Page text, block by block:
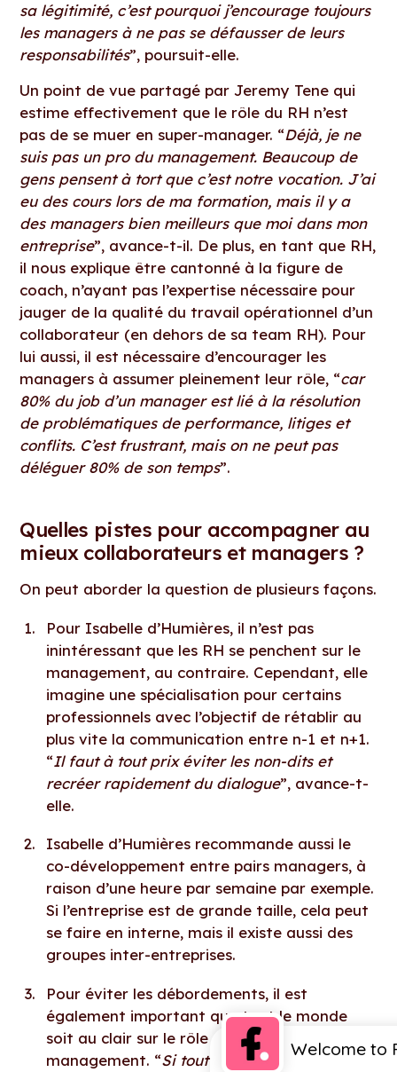
sa légitimité, c’est pourquoi j’encourage toujours
les managers à ne pas se défausser de leurs
responsabilités”, poursuit-elle.
Un point de vue partagé par Jeremy Tene qui
estime effectivement que le rôle du RH n’est
pas de se muer en super-manager. “Déjà, je ne
suis pas un pro du management. Beaucoup de
gens pensent à tort que c’est notre vocation. J’ai
eu des cours lors de ma formation, mais il y a
des managers bien meilleurs que moi dans mon
entreprise”, avance-t-il. De plus, en tant que RH,
il nous explique être cantonné à la figure de
coach, n’ayant pas l’expertise nécessaire pour
jauger de la qualité du travail opérationnel d’un
collaborateur (en dehors de sa team RH). Pour
lui aussi, il est nécessaire d’encourager les
managers à assumer pleinement leur rôle, “car
80% du job d’un manager est lié à la résolution
de problématiques de performance, litiges et
conflits. C’est frustrant, mais on ne peut pas
déléguer 80% de son temps”.
Quelles pistes pour accompagner au
mieux collaborateurs et managers ?
On peut aborder la question de plusieurs façons.
Pour Isabelle d’Humières, il n’est pas
inintéressant que les RH se penchent sur le
management, au contraire. Cependant, elle
imagine une spécialisation pour certains
professionnels avec l’objectif de rétablir au
plus vite la communication entre n-1 et n+1.
“Il faut à tout prix éviter les non-dits et
recréer rapidement du dialogue”, avance-t-
elle.
Isabelle d’Humières recommande aussi le
co-développement entre pairs managers, à
raison d’une heure par semaine par exemple.
Si l’entreprise est de grande taille, cela peut
se faire en interne, mais il existe aussi des
groupes inter-entreprises.
Pour éviter les débordements, il est
également important que tout le monde
soit au clair sur le rôle des RH en matière de
management. “Si tout le monde n’est pas
Welcome to